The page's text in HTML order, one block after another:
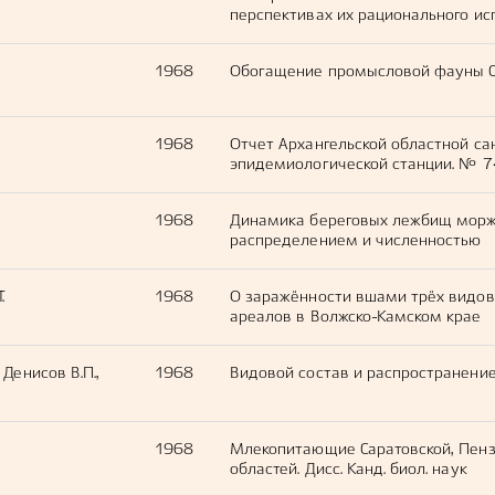
перспективах их рационального
1968 Обогащение промысловой фауны
1968
Отчет Архангельской областной
эпидемиологической станции. №
1968
Динамика береговых лежбищ
распределением и численностью
1968
О заражённости вшами трёх видов
ареалов в Волжско-Камском крае
В.П., 1968 Видовой состав и
1968
Млекопитающие Саратовской,
областей. Дисс. Канд. биол. наук